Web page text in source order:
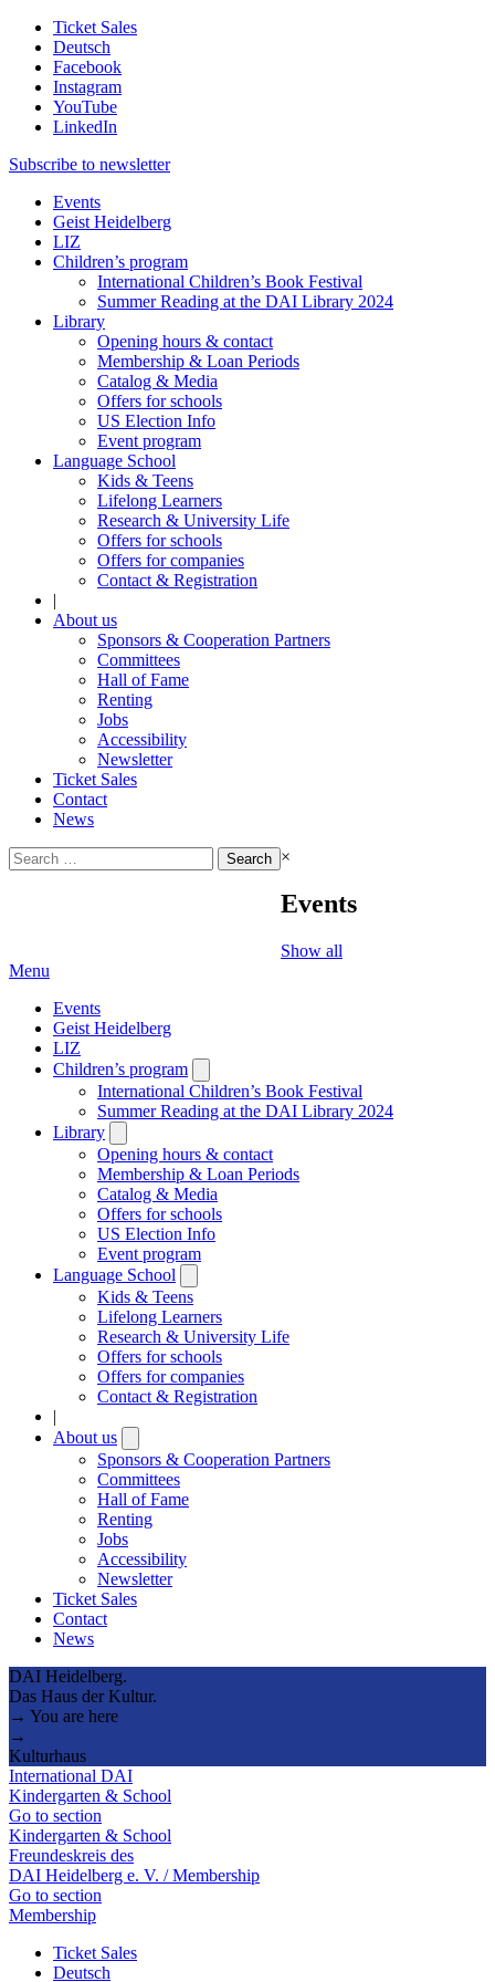
Ticket Sales
Deutsch
Facebook
Instagram
YouTube
LinkedIn
Subscribe to newsletter
Events
Geist Heidelberg
LIZ
Children’s program
International Children’s Book Festival
Summer Reading at the DAI Library 2024
Library
Opening hours & contact
Membership & Loan Periods
Catalog & Media
Offers for schools
US Election Info
Event program
Language School
Kids & Teens
Lifelong Learners
Research & University Life
Offers for schools
Offers for companies
Contact & Registration
|
About us
Sponsors & Cooperation Partners
Committees
Hall of Fame
Renting
Jobs
Accessibility
Newsletter
Ticket Sales
Contact
News
Search
for:
×
Events
Show all
Menu
Events
Geist Heidelberg
LIZ
Children’s program
submenu
International Children’s Book Festival
Summer Reading at the DAI Library 2024
Library
submenu
Opening hours & contact
Membership & Loan Periods
Catalog & Media
Offers for schools
US Election Info
Event program
Language School
submenu
Kids & Teens
Lifelong Learners
Research & University Life
Offers for schools
Offers for companies
Contact & Registration
|
About us
submenu
Sponsors & Cooperation Partners
Committees
Hall of Fame
Renting
Jobs
Accessibility
Newsletter
Ticket Sales
Contact
News
DAI Heidelberg.
Das Haus der Kultur.
→ You are here
→
Kulturhaus
International DAI
Kindergarten & School
Go to section
Kindergarten & School
Freundeskreis des
DAI Heidelberg e. V. / Membership
Go to section
Membership
Ticket Sales
Deutsch